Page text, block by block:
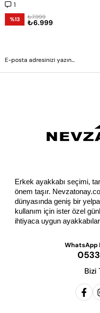
1
%13 ₺6.999
₺7.999
Erkek ayakkabı seçimi,
önem taşır.
dünyasında geniş bir
kullanım için ister özel
ihtiyaca uygun
WhatsApp
Bizi